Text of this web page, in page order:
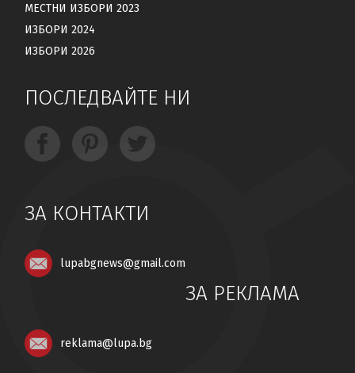
МЕСТНИ ИЗБОРИ 2023
ИЗБОРИ 2024
ИЗБОРИ 2026
ПОСЛЕДВАЙТЕ НИ
ЗА КОНТАКТИ
lupabgnews@gmail.com
ЗА РЕКЛАМА
reklama@lupa.bg